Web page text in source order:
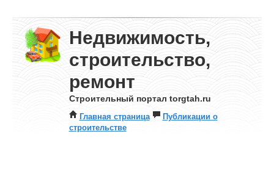
Недвижимость,
строительство,
ремонт
Строительный портал torgtah.ru
Главная страница
Публикации о
строительстве